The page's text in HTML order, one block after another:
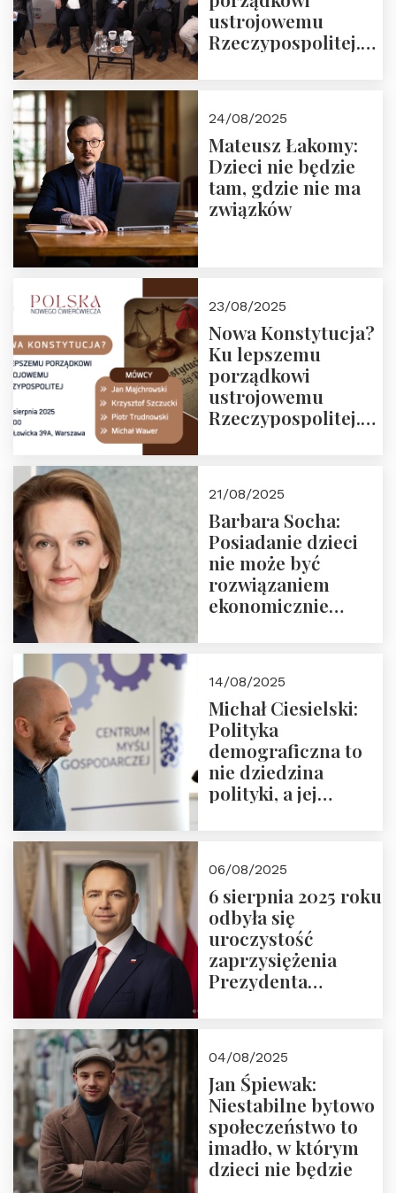
ustrojowemu
Rzeczypospolitej.
24/08/2025
Mateusz Łakomy:
Dzieci nie będzie
tam, gdzie nie ma
związków
23/08/2025
Nowa Konstytucja?
Ku lepszemu
porządkowi
ustrojowemu
Rzeczypospolitej.
Nowego
Ćwierćwiecza”
21/08/2025
Barbara Socha:
Posiadanie dzieci
nie może być
rozwiązaniem
ekonomicznie
14/08/2025
Michał Ciesielski:
Polityka
demograficzna to
nie dziedzina
polityki, a jej
06/08/2025
6 sierpnia 2025 roku
odbyła się
uroczystość
zaprzysiężenia
Prezydenta
Nawrockiego
04/08/2025
Jan Śpiewak:
Niestabilne bytowo
społeczeństwo to
imadło, w którym
dzieci nie będzie